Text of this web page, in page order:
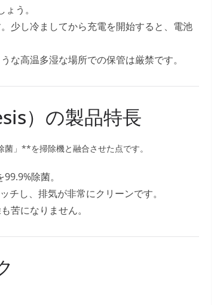
う。
少し冷ましてから充電を開始すると、電池
な高温多湿な場所での保管は厳禁です。
）の製品特長
」**を掃除機と融合させた点です。
除菌。
チし、排気が非常にクリーンです。
苦になりません。